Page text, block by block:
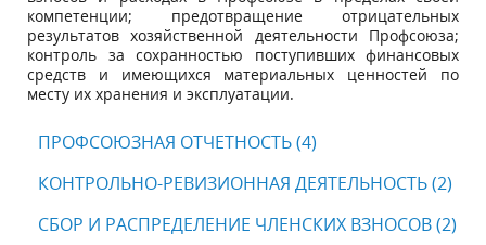
компетенции; предотвращение отрицательных
результатов хозяйственной деятельности Профсоюза;
контроль за сохранностью поступивших финансовых
средств и имеющихся материальных ценностей по
месту их хранения и эксплуатации.
ПРОФСОЮЗНАЯ ОТЧЕТНОСТЬ (4)
КОНТРОЛЬНО-РЕВИЗИОННАЯ ДЕЯТЕЛЬНОСТЬ (2)
СБОР И РАСПРЕДЕЛЕНИЕ ЧЛЕНСКИХ ВЗНОСОВ (2)